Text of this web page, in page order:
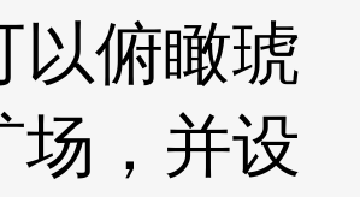
以俯瞰琥
场，并设